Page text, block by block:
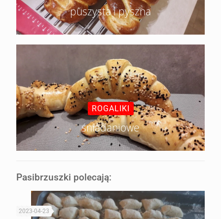
puszysta i pyszna
ROGALIKI
śniadaniowe
Pasibrzuszki polecają:
2023-04-23